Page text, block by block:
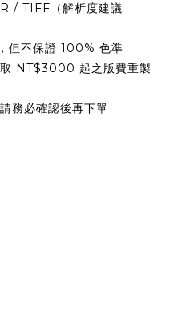
/ TIFF（解析度建議
但不保證 100% 色準
NT$3000 起之版費重製
務必確認後再下單